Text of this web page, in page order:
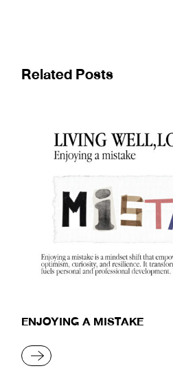
Related Posts
ENJOYING A MISTAKE
READ MORE